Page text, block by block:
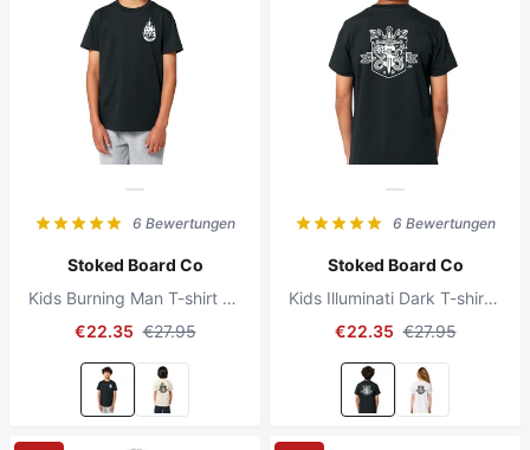
6 Bewertungen
Stoked Board Co
Kids Burning Man T-shirt Black
€22.35 €27.95
6 Bewertungen
Stoked Board Co
Kids Illuminati Dark T-shirt Black
€22.35 €27.95